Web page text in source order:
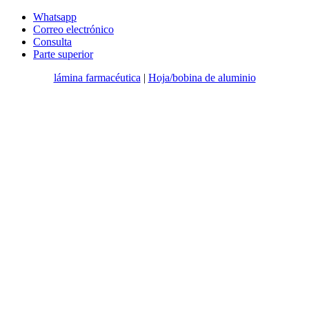
Whatsapp
Correo electrónico
Consulta
Parte superior
lámina farmacéutica | Hoja/bobina de aluminio